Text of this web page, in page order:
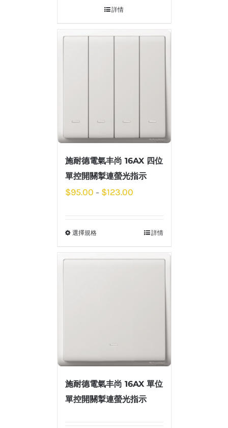
詳情
施耐德電氣丰尚 16AX 四位
單控開關掣連螢光指示
$95.00 – $123.00
選擇規格 詳情
施耐德電氣丰尚 16AX 單位
單控開關掣連螢光指示